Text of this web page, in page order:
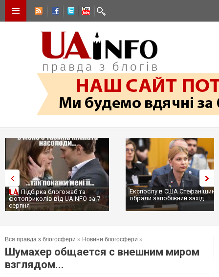
Підбірка блогожаб та
фотоприколів від UAINFO за 7
серпня
Експослу в США
обрали запобіжний захід
Вся правда з блогосфери » Новини блогосфери »
Шумахер общается с внешним миром
взглядом...